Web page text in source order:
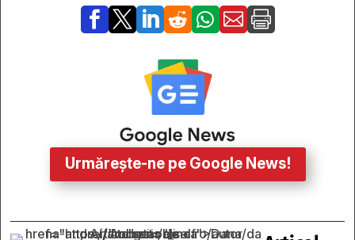
      
Urmărește-ne pe Google News!